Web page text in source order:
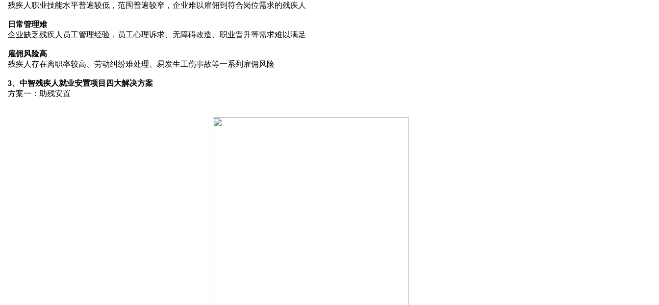
残疾人职业技能水平普遍较低，范围普遍较窄，企业难以雇佣到符合岗位需求的残疾人
日常管理难
企业缺乏残疾人员工管理经验，员工心理诉求、无障碍改造、职业晋升等需求难以满足
雇佣风险高
残疾人存在离职率较高、劳动纠纷难处理、易发生工伤事故等一系列雇佣风险
3、中智残疾人就业安置项目四大解决方案
方案一：助残安置